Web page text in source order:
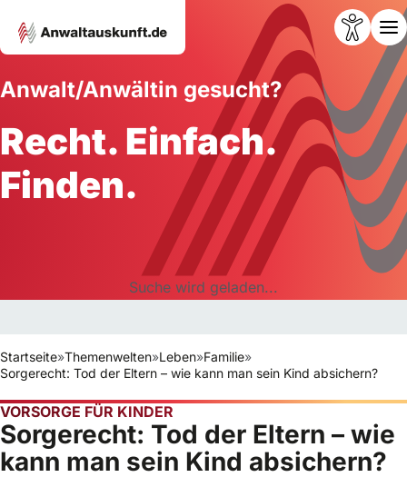
Anwalt/Anwältin gesucht?
Recht. Einfach.
Finden.
Suche wird geladen...
Startseite»Themenwelten»Leben»Familie»
Sorgerecht: Tod der Eltern – wie kann man sein Kind absichern?
VORSORGE FÜR KINDER
Sorgerecht: Tod der Eltern – wie
kann man sein Kind absichern?